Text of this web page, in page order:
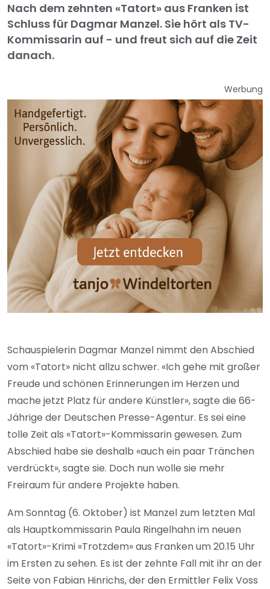
Nach dem zehnten «Tatort» aus Franken ist
Schluss für Dagmar Manzel. Sie hört als TV-
Kommissarin auf - und freut sich auf die Zeit
danach.
Werbung
Schauspielerin Dagmar Manzel nimmt den Abschied
vom «Tatort» nicht allzu schwer. «Ich gehe mit großer
Freude und schönen Erinnerungen im Herzen und
mache jetzt Platz für andere Künstler», sagte die 66-
Jährige der Deutschen Presse-Agentur. Es sei eine
tolle Zeit als «Tatort»-Kommissarin gewesen. Zum
Abschied habe sie deshalb «auch ein paar Tränchen
verdrückt», sagte sie. Doch nun wolle sie mehr
Freiraum für andere Projekte haben.
Am Sonntag (6. Oktober) ist Manzel zum letzten Mal
als Hauptkommissarin Paula Ringelhahn im neuen
«Tatort»-Krimi «Trotzdem» aus Franken um 20.15 Uhr
im Ersten zu sehen. Es ist der zehnte Fall mit ihr an der
Seite von Fabian Hinrichs, der den Ermittler Felix Voss